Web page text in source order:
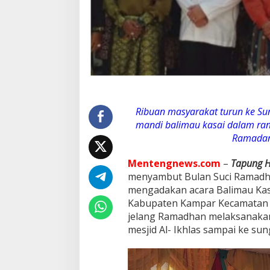
i
r
i
A
a
l
i
K
a
s
a
i
'
M
n
g
Ribuan masyarakat turun ke
mandi balimau kasai dalam
Mentengnews.com – Tapung
menyambut Bulan Suci
mengadakan acara Balimau
Kabupaten Kampar
jelang Ramadhan
mesjid Al- Ikhlas sampai ke